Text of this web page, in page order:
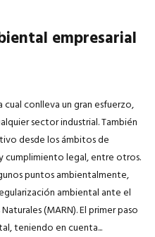
empresarial
conlleva un gran esfuerzo,
sector industrial. También
desde los ámbitos de
cumplimiento legal, entre otros.
puntos ambientalmente,
ambiental ante el
(MARN). El primer paso
teniendo en cuenta...